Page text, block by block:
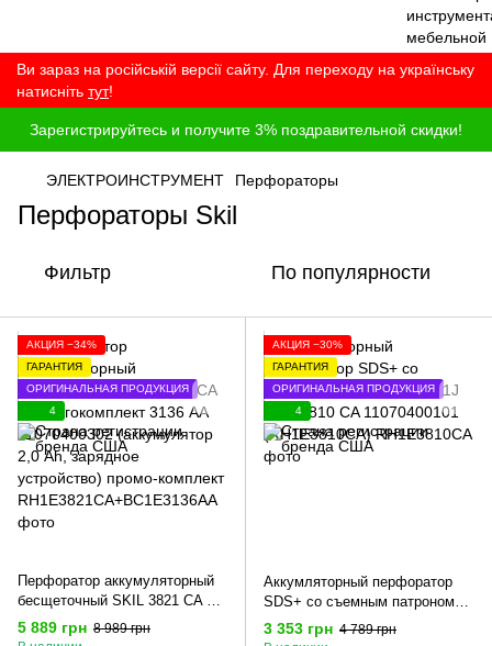
Ви зараз на російській версії сайту. Для переходу на українську
натисніть тут!
Зарегистрируйтесь и получите 3% поздравительной скидки!
ЭЛЕКТРОИНСТРУМЕНТ Перфораторы
Перфораторы Skil
Фильтр По популярности
АКЦИЯ −34%
ГАРАНТИЯ
ОРИГИНАЛЬНАЯ ПРОДУКЦИЯ
4
Перфоратор аккумуляторный
бесщеточный SKIL 3821 CA +
энергокомплект 3136 АА
11070400302 (аккумулятор 2,0
5 889 грн 8 989 грн
АКЦИЯ −30%
ГАРАНТИЯ
ОРИГИНАЛЬНАЯ ПРОДУКЦИЯ
4
Аккумляторный перфоратор
SDS+ со съемным патроном
20В 1J SKIL 3810 CA
11070400101 (RH1E3810CA)
3 353 грн 4 789 грн